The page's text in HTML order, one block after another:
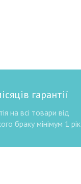
гарантії
на всі товари від
браку мінімум 1 рік